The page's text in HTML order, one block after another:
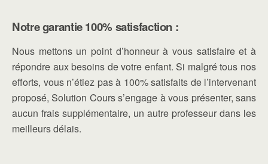
Notre garantie 100% satisfaction :
Nous mettons un point d’honneur à vous satisfaire et à
répondre aux besoins de votre enfant. Si malgré tous nos
efforts, vous n’étiez pas à 100% satisfaits de l’intervenant
proposé, Solution Cours s’engage à vous présenter, sans
aucun frais supplémentaire, un autre professeur dans les
meilleurs délais.